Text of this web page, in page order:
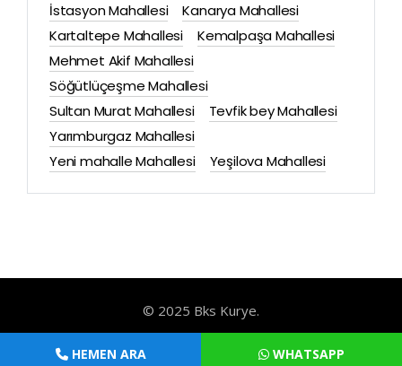
HEMEN ARA WHATSAPP
İstasyon Mahallesi
Kanarya Mahallesi
Kartaltepe Mahallesi
Kemalpaşa Mahallesi
Mehmet Akif Mahallesi
Söğütlüçeşme Mahallesi
Sultan Murat Mahallesi
Tevfik bey Mahallesi
Yarımburgaz Mahallesi
Yeni mahalle Mahallesi
Yeşilova Mahallesi
© 2025 Bks Kurye.